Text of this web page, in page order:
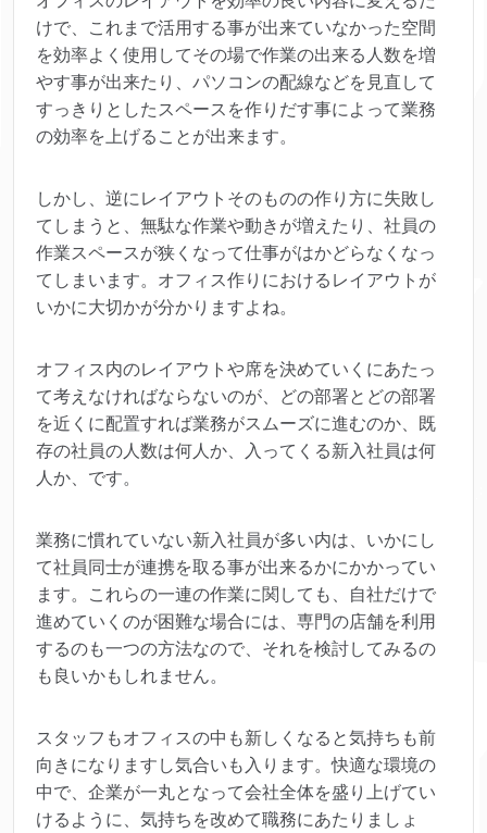
けで、これまで活用する事が出来ていなかった空間
を効率よく使用してその場で作業の出来る人数を増
やす事が出来たり、パソコンの配線などを見直して
すっきりとしたスペースを作りだす事によって業務
の効率を上げることが出来ます。
しかし、逆にレイアウトそのものの作り方に失敗し
てしまうと、無駄な作業や動きが増えたり、社員の
作業スペースが狭くなって仕事がはかどらなくなっ
てしまいます。オフィス作りにおけるレイアウトが
いかに大切かが分かりますよね。
オフィス内のレイアウトや席を決めていくにあたっ
て考えなければならないのが、どの部署とどの部署
を近くに配置すれば業務がスムーズに進むのか、既
存の社員の人数は何人か、入ってくる新入社員は何
人か、です。
業務に慣れていない新入社員が多い内は、いかにし
て社員同士が連携を取る事が出来るかにかかってい
ます。これらの一連の作業に関しても、自社だけで
進めていくのが困難な場合には、専門の店舗を利用
するのも一つの方法なので、それを検討してみるの
も良いかもしれません。
スタッフもオフィスの中も新しくなると気持ちも前
向きになりますし気合いも入ります。快適な環境の
中で、企業が一丸となって会社全体を盛り上げてい
けるように、気持ちを改めて職務にあたりましょ